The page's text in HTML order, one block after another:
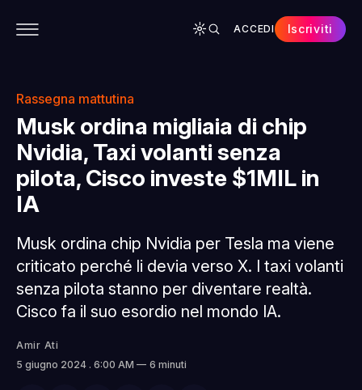
ACCEDI Iscriviti
Rassegna mattutina
Musk ordina migliaia di chip
Nvidia, Taxi volanti senza
pilota, Cisco investe $1MIL in
IA
Musk ordina chip Nvidia per Tesla ma viene
criticato perché li devia verso X. I taxi volanti
senza pilota stanno per diventare realtà.
Cisco fa il suo esordio nel mondo IA.
Amir Ati
5 giugno 2024 . 6:00 AM 6 minuti